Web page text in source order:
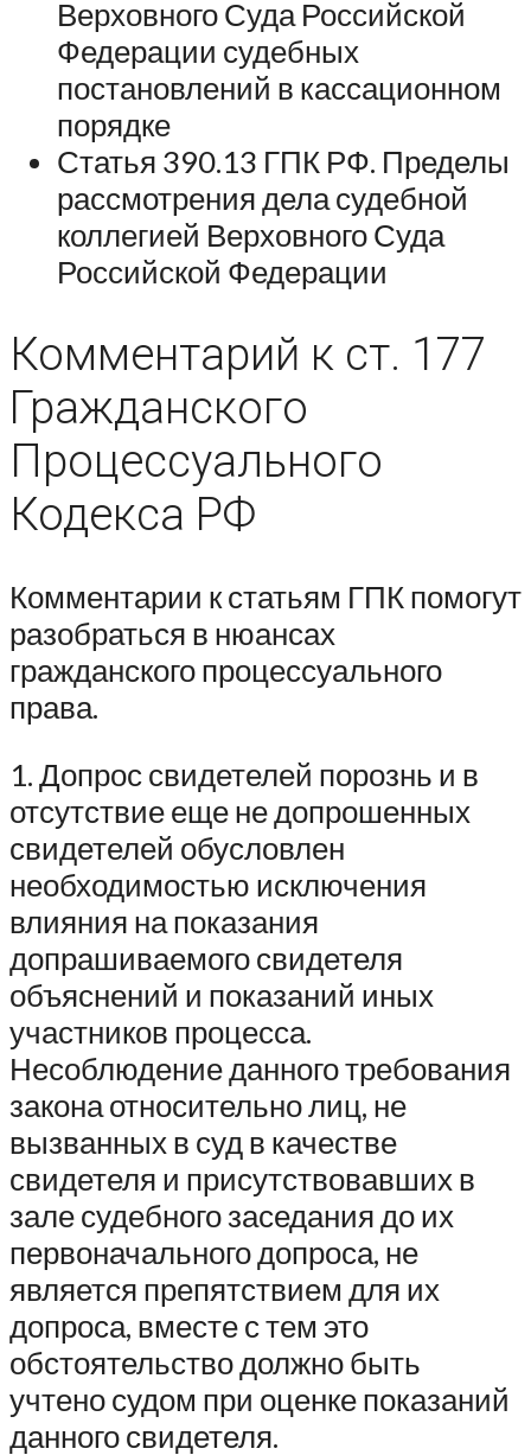
Верховного Суда Российской
Федерации судебных
постановлений в кассационном
порядке
Статья 390.13 ГПК РФ. Пределы
рассмотрения дела судебной
коллегией Верховного Суда
Российской Федерации
Комментарий к ст. 177
Гражданского
Процессуального
Кодекса РФ
Комментарии к статьям ГПК помогут
разобраться в нюансах
гражданского процессуального
права.
1. Допрос свидетелей порознь и в
отсутствие еще не допрошенных
свидетелей обусловлен
необходимостью исключения
влияния на показания
допрашиваемого свидетеля
объяснений и показаний иных
участников процесса.
Несоблюдение данного требования
закона относительно лиц, не
вызванных в суд в качестве
свидетеля и присутствовавших в
зале судебного заседания до их
первоначального допроса, не
является препятствием для их
допроса, вместе с тем это
обстоятельство должно быть
учтено судом при оценке показаний
данного свидетеля.